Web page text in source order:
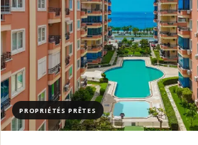
PROPRIÉTÉS PRÊTES